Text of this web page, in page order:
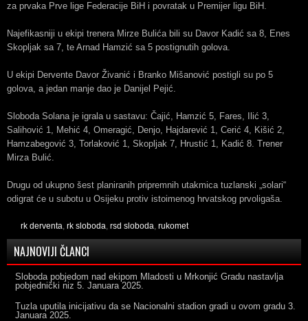
za prvaka Prve lige Federacije BiH i povratak u Premijer ligu BiH.
Najefikasniji u ekipi trenera Mirze Bulića bili su Davor Kadić sa 8, Enes
Skopljak sa 7, te Arnad Hamzić sa 5 postignutih golova.
U ekipi Dervente Davor Živanić i Branko Mišanović postigli su po 5
golova, a jedan manje dao je Danijel Pejić.
Sloboda Solana je igrala u sastavu: Čajić, Hamzić 5, Fares, Ilić 3,
Salihović 1, Mehić 4, Omeragić, Denjo, Hajdarević 1, Cerić 4, Kišić 2,
Hamzabegović 3, Torlaković 1, Skopljak 7, Hrustić 1, Kadić 8. Trener
Mirza Bulić.
Drugu od ukupno šest planiranih pripremnih utakmica tuzlanski „solari“
odigrat će u subotu u Osijeku protiv istoimenog hrvatskog prvoligaša.
rk derventa, rk sloboda, rsd sloboda, rukomet
NAJNOVIJI ČLANCI
Sloboda pobjedom nad ekipom Mladosti u Mrkonjić Gradu nastavlja
pobjednički niz 5. Januara 2025.
Tuzla uputila inicijativu da se Nacionalni stadion gradi u ovom gradu 3.
Januara 2025.